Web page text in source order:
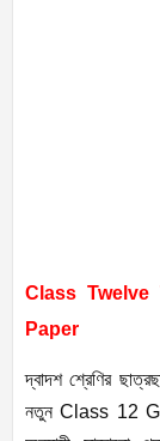
Class Twelve
Paper
দ্বাদশ শ্রেণির
নতুন Class 12